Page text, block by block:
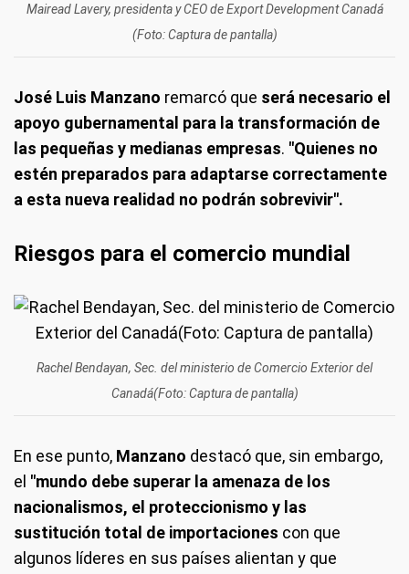
Mairead Lavery, presidenta y CEO de Export Development Canadá
(Foto: Captura de pantalla)
José Luis Manzano remarcó que será necesario el
apoyo gubernamental para la transformación de
las pequeñas y medianas empresas. "Quienes no
estén preparados para adaptarse correctamente
a esta nueva realidad no podrán sobrevivir".
Riesgos para el comercio mundial
Rachel Bendayan, Sec. del ministerio de Comercio Exterior del
Canadá(Foto: Captura de pantalla)
En ese punto, Manzano destacó que, sin embargo,
el "mundo debe superar la amenaza de los
nacionalismos, el proteccionismo y las
sustitución total de importaciones con que
algunos líderes en sus países alientan y que